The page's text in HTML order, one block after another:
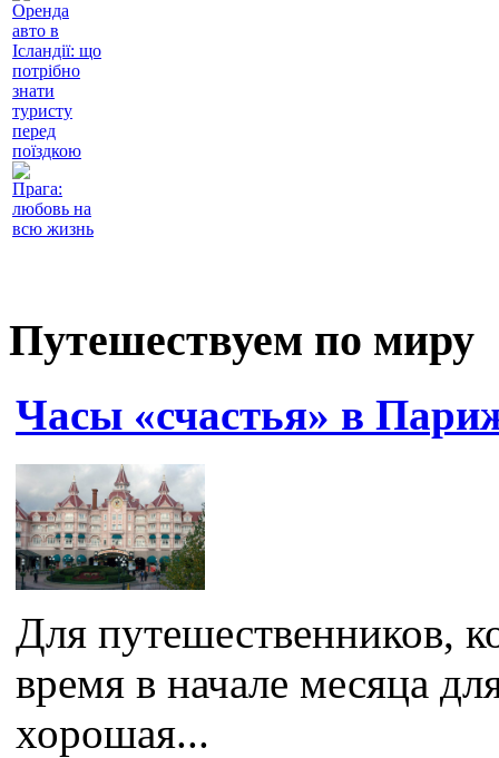
Оренда
авто в
Ісландії: що
потрібно
знати
туристу
перед
поїздкою
Прага:
любовь на
всю жизнь
Путешествуем по миру
Часы «счастья» в
Для путешественников,
время в начале месяца
хорошая...